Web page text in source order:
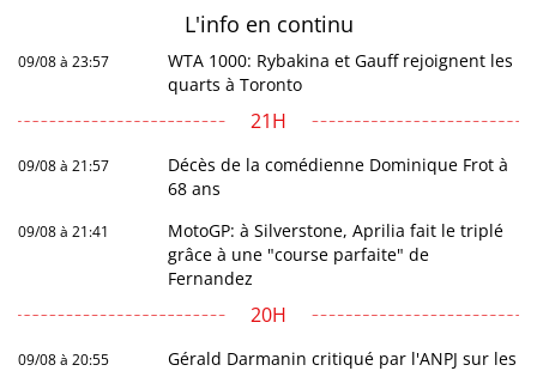
L'info en continu
09/08 à 23:57
WTA 1000: Rybakina et Gauff rejoignent les
quarts à Toronto
21H
09/08 à 21:57
Décès de la comédienne Dominique Frot à
68 ans
09/08 à 21:41
MotoGP: à Silverstone, Aprilia fait le triplé
grâce à une "course parfaite" de
Fernandez
20H
09/08 à 20:55
Gérald Darmanin critiqué par l'ANPJ sur les